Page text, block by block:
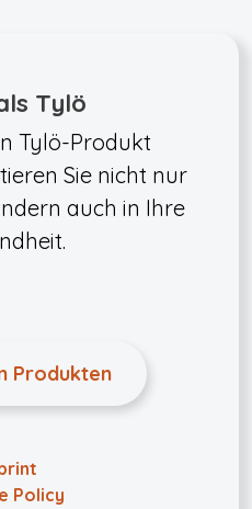
Tylö
Tylö-Produkt
Sie nicht nur
auch in Ihre
Produkten
Policy